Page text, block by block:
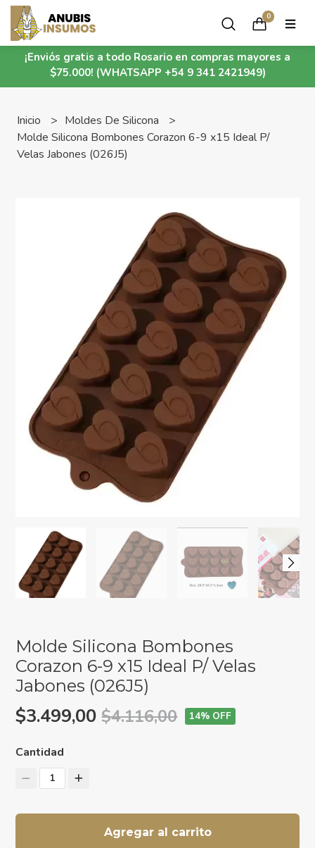
¡Enviós gratis a todo Rosario en compras mayores a
$75.000! (WHATSAPP +54 9 341 2421949)
0
Inicio
Moldes De Silicona
Molde Silicona Bombones Corazon 6-9 x15 Ideal P/
Velas Jabones (026J5)
Molde Silicona Bombones
Corazon 6-9 x15 Ideal P/ Velas
Jabones (026J5)
$3.499,00$4.116,00 14% OFF
Cantidad
1
Agregar al carrito